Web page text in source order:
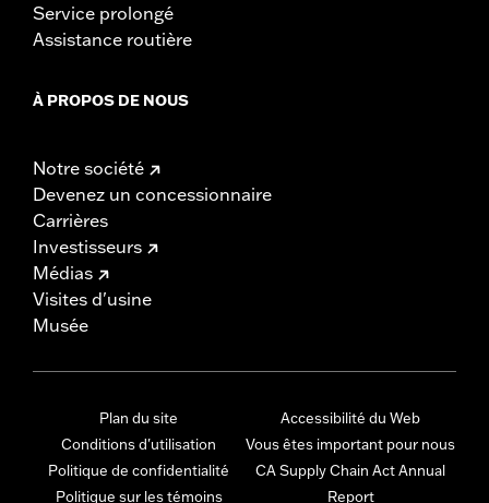
Service prolongé
Assistance routière
À PROPOS DE NOUS
Notre société
Devenez un concessionnaire
Carrières
Investisseurs
Médias
Visites d'usine
Musée
Plan du site
Conditions d'utilisation
Politique de confidentialité
Politique sur les témoins
Accessibilité du Web
Vous êtes important pour nous
CA Supply Chain Act Annual
Report